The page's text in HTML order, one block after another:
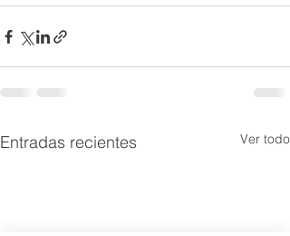
Entradas recientes Ver todo